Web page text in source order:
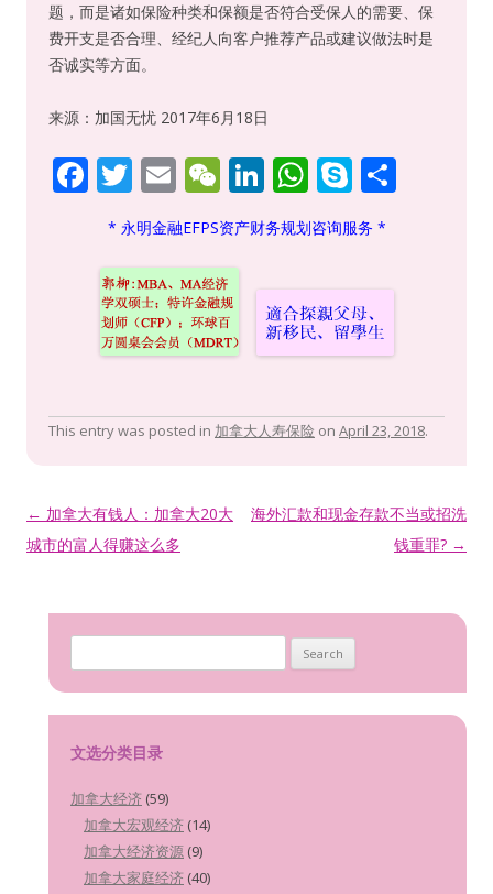
题，而是诸如保险种类和保额是否符合受保人的需要、保
费开支是否合理、经纪人向客户推荐产品或建议做法时是
否诚实等方面。
来源：加国无忧 2017年6月18日
F
ac
b
o
o
T
w
itt
er
E
m
ai
l
W
e
C
h
at
Li
n
k
e
dI
n
W
h
at
s
A
p
S
k
y
p
e
* 永明金融EFPS资产财务规划咨询服务 *
This entry was posted in 加拿大人寿保险 on April 23, 2018.
Post navigation
← 加拿大有钱人：加拿大20大
城市的富人得赚这么多
海外汇款和现金存款不当或招洗
钱重罪? →
文选分类目录
加拿大经济 (59)
加拿大宏观经济 (14)
加拿大经济资源 (9)
加拿大家庭经济 (40)